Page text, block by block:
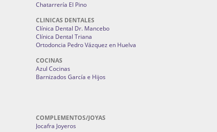
Chatarrería El Pino
CLINICAS DENTALES
Clínica Dental Dr. Mancebo
Clínica Dental Triana
Ortodoncia Pedro Vázquez en Huelva
COCINAS
Azul Cocinas
Barnizados García e Hijos
COMPLEMENTOS/JOYAS
Jocafra Joyeros